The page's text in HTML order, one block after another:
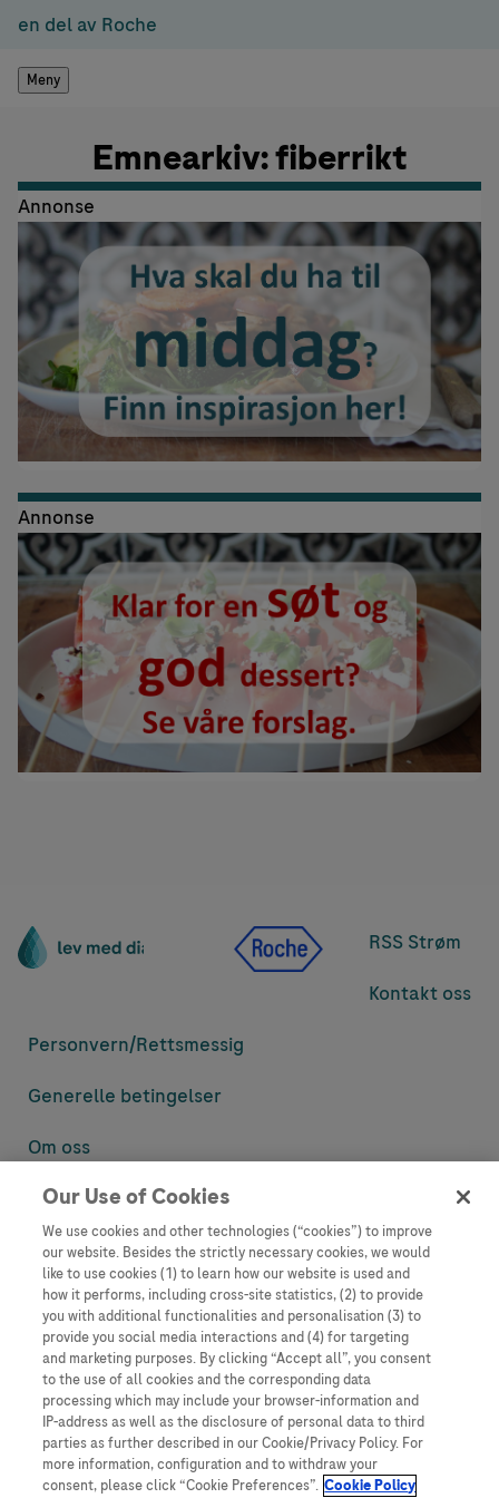
en del av Roche
Meny
Emnearkiv: fiberrikt
Annonse
Annonse
RSS Strøm
Kontakt oss
Personvern/Rettsmessig
Generelle betingelser
Om oss
Denne nettsiden inneholder informasjon som er målsatt til en stor
informasjon som ellers ikke er tilgjengelig eller gyldig i ditt land.
Vennligst vær oppmerksom på at vi ikke tar noe ansvar for tilgang til
informasjon som muligens ikke er i samsvar med noen gyldig juridisk
prosess, regulering, registrering eller bruk i bostedslandet ditt.
Roche har ikke alltid mulighet til å kvalitetssikre andres innlegg, men
vil fjerne villedende eller upassende innlegg så langt det lar seg gjøre.
Vi har ikke ansvar for innhold på eksterne nettsider som det lenkes til.
Kopiering av materiale fra dette nettstedet for bruk annet sted er ikke
tillatt uten avtale. Nettstedet selger plass til annonsører, og slikt
innhold er merket.
Dette nettstedet er ikke beregnet for å rapportere bivirkninger eller
Our Use of Cookies
We use cookies and other technologies (“cookies”) to improve
our website. Besides the strictly necessary cookies, we would
like to use cookies (1) to learn how our website is used and
how it performs, including cross-site statistics, (2) to provide
you with additional functionalities and personalisation (3) to
provide you social media interactions and (4) for targeting
and marketing purposes. By clicking “Accept all”, you consent
to the use of all cookies and the corresponding data
processing which may include your browser-information and
IP-address as well as the disclosure of personal data to third
parties as further described in our Cookie/Privacy Policy. For
more information, configuration and to withdraw your
consent, please click “Cookie Preferences”. Cookie Policy